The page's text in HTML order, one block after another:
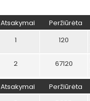
Atsakymai Peržiūrėta
1 120
2 67120
Atsakymai Peržiūrėta